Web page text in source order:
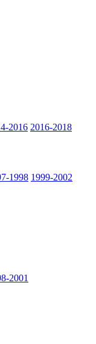
2016 2016-2018
1998 1999-2002
2001